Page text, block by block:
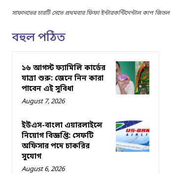
সাফানভের চারটি সেভে প্রথমবার ফিফা ইন্টারকন্টিনেন্টাল কাপ
বহুল পঠিত
১৬ আগস্ট ফ্যামিলি কার্ডের
যাত্রা শুরু: জেনে নিন কারা
পাবেন এই সুবিধা
August 7, 2026
ইউএস-বাংলা এয়ারলাইন্সে
নিয়োগ বিজ্ঞপ্তি: সেফটি
অফিসার পদে চাকরির
সুযোগ
August 6, 2026